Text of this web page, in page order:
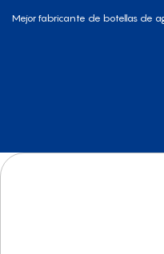
Mejor fabricante de botellas de